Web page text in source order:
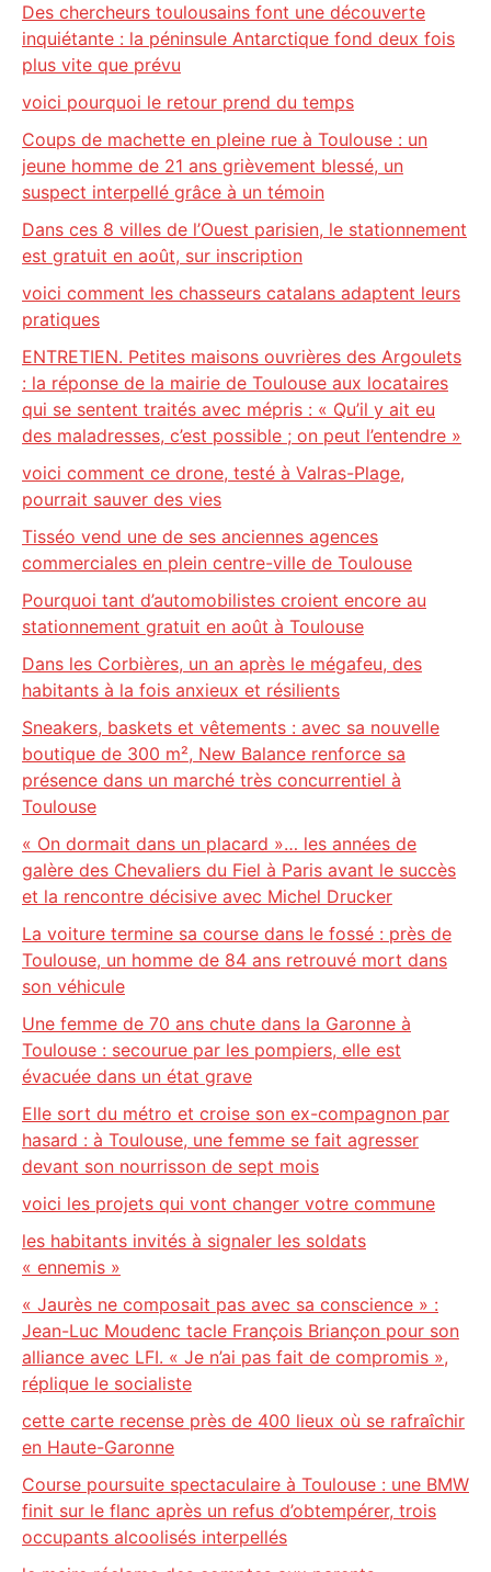
Des chercheurs toulousains font une découverte
inquiétante : la péninsule Antarctique fond deux fois
plus vite que prévu
voici pourquoi le retour prend du temps
Coups de machette en pleine rue à Toulouse : un
jeune homme de 21 ans grièvement blessé, un
suspect interpellé grâce à un témoin
Dans ces 8 villes de l’Ouest parisien, le stationnement
est gratuit en août, sur inscription
voici comment les chasseurs catalans adaptent leurs
pratiques
ENTRETIEN. Petites maisons ouvrières des Argoulets
: la réponse de la mairie de Toulouse aux locataires
qui se sentent traités avec mépris : « Qu’il y ait eu
des maladresses, c’est possible ; on peut l’entendre »
voici comment ce drone, testé à Valras-Plage,
pourrait sauver des vies
Tisséo vend une de ses anciennes agences
commerciales en plein centre-ville de Toulouse
Pourquoi tant d’automobilistes croient encore au
stationnement gratuit en août à Toulouse
Dans les Corbières, un an après le mégafeu, des
habitants à la fois anxieux et résilients
Sneakers, baskets et vêtements : avec sa nouvelle
boutique de 300 m², New Balance renforce sa
présence dans un marché très concurrentiel à
Toulouse
« On dormait dans un placard »… les années de
galère des Chevaliers du Fiel à Paris avant le succès
et la rencontre décisive avec Michel Drucker
La voiture termine sa course dans le fossé : près de
Toulouse, un homme de 84 ans retrouvé mort dans
son véhicule
Une femme de 70 ans chute dans la Garonne à
Toulouse : secourue par les pompiers, elle est
évacuée dans un état grave
Elle sort du métro et croise son ex-compagnon par
hasard : à Toulouse, une femme se fait agresser
devant son nourrisson de sept mois
voici les projets qui vont changer votre commune
les habitants invités à signaler les soldats
« ennemis »
« Jaurès ne composait pas avec sa conscience » :
Jean-Luc Moudenc tacle François Briançon pour son
alliance avec LFI. « Je n’ai pas fait de compromis »,
réplique le socialiste
cette carte recense près de 400 lieux où se rafraîchir
en Haute-Garonne
Course poursuite spectaculaire à Toulouse : une BMW
finit sur le flanc après un refus d’obtempérer, trois
occupants alcoolisés interpellés